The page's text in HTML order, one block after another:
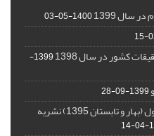
سال 1399 1400-05-03
کشور در سال 1398
1399-
1399-09-28
اعطای رتبه علمی - پژوهشی از شماره اول (بهار و تابستان 1395) نشریه